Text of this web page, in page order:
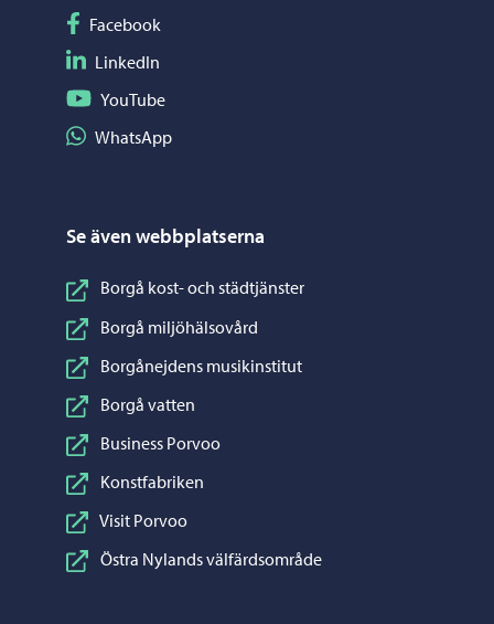
Följ på Facebook
Facebook
Följ på LinkedIn
LinkedIn
Följ på YouTube
YouTube
Dela på WhatsApp
WhatsApp
Se även webbplatserna
Borgå kost- och städtjänster
Borgå miljöhälsovård
Borgånejdens musikinstitut
Borgå vatten
Business Porvoo
Konstfabriken
Visit Porvoo
Östra Nylands välfärdsområde